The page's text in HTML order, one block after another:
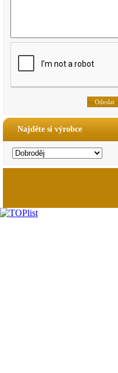
Najděte si výrobce